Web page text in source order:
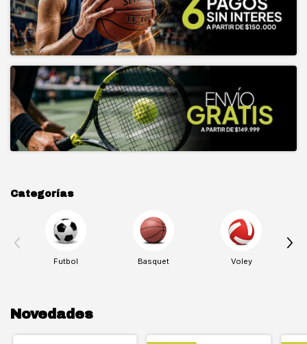
Categorías
Futbol Basquet Voley
Novedades